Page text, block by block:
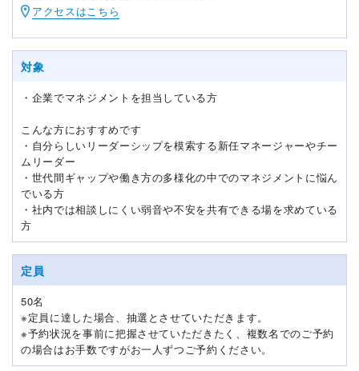
アクセスはこちら
対象
・企業でマネジメントを担当している方
こんな方におすすめです
・自分らしいリーダーシップを模索する新任マネージャーやチー
ムリーダー
・世代間ギャップや働き方の多様化の中でのマネジメントに悩ん
でいる方
・社内では相談しにくい弱音や不安を共有できる場を求めている
方
定員
50名
※定員に達した場合、抽選とさせていただきます。
※予約状況を事前に把握させていただきたく、複数名でのご予約
の場合はお手数ですがお一人ずつご予約ください。